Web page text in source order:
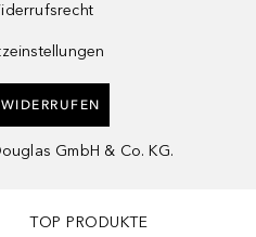
GmbH & Co. KG.
TOP PRODUKTE